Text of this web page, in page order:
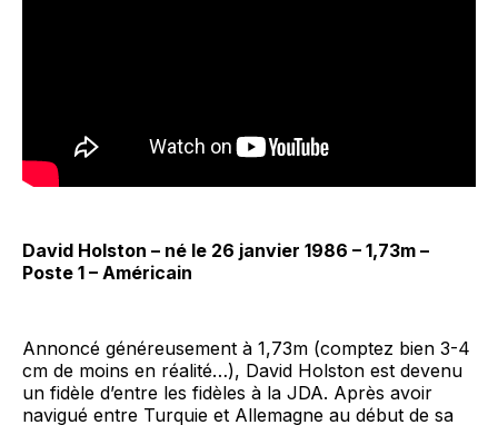
David Holston – né le 26 janvier 1986 – 1,73m –
Poste 1 – Américain
Annoncé généreusement à 1,73m (comptez bien 3-4
cm de moins en réalité…), David Holston est devenu
un fidèle d’entre les fidèles à la JDA. Après avoir
navigué entre Turquie et Allemagne au début de sa